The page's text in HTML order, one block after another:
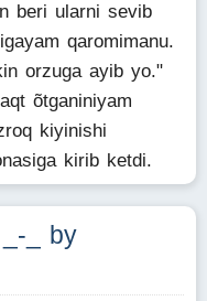
beri ularni sevib
qaromimanu.
orzuga ayib yo."
õtganiniyam
kiyinishi
kirib ketdi.
_ by